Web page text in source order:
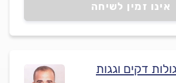
אינו זמין לשיחה
דקים וגגות